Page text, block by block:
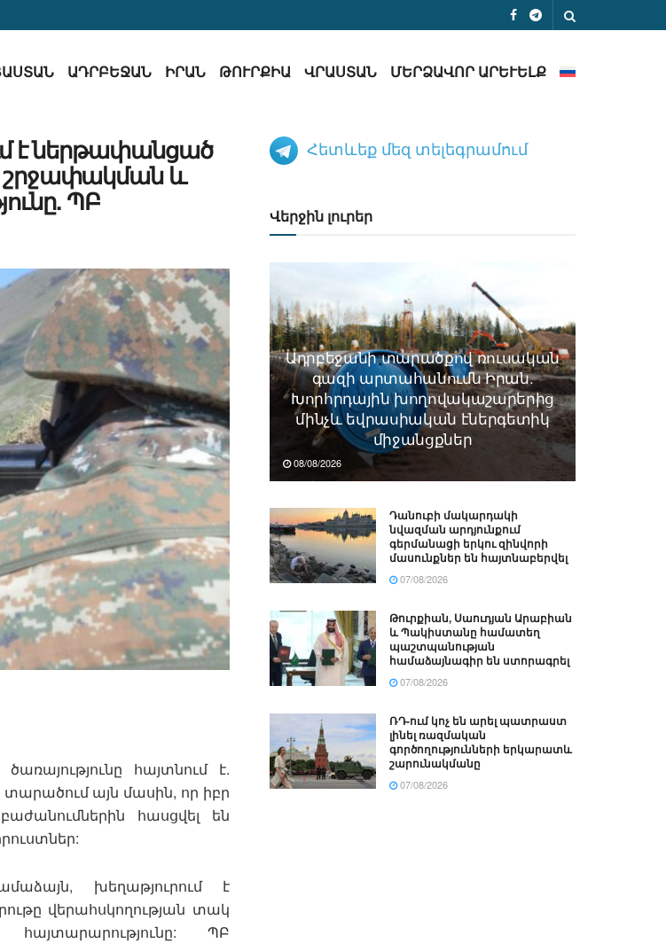
ԱԴՐԲԵՋԱՆ ԻՐԱՆ ԹՈՒՐՔԻԱ ՎՐԱՍՏԱՆ ՄԵՐՁԱՎՈՐ ԱՐԵՒԵԼՔ
է ներթափանցած
շրջափակման և
ՊԲ
հայտնում է.
այն մասին, որ իբր
հասցվել են
խեղաթյուրում է
վերահսկողության տակ
ՊԲ
Հետևեք մեզ տելեգրամում
Վերջին լուրեր
Ադրբեջանի տարածքով ռուսական
գազի արտահանումն Իրան.
Խորհրդային խողովակաշարերից
մինչև եվրասիական էներգետիկ
միջանցքներ
08/08/2026
Դանուբի մակարդակի
նվազման արդյունքում
գերմանացի երկու զինվորի
մասունքներ են հայտնաբերվել
07/08/2026
Թուրքիան, Սաուդյան Արաբիան
և Պակիստանը համատեղ
պաշտպանության
համաձայնագիր են ստորագրել
07/08/2026
ՌԴ-ում կոչ են արել պատրաստ
լինել ռազմական
գործողությունների երկարատև
շարունակմանը
07/08/2026